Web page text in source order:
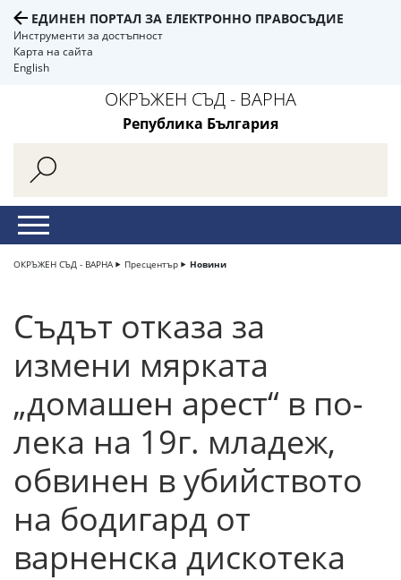
ЕДИНЕН ПОРТАЛ ЗА ЕЛЕКТРОННО ПРАВОСЪДИЕ
Инструменти за достъпност
Карта на сайта
English
ОКРЪЖЕН СЪД - ВАРНА
Република България
ОКРЪЖЕН СЪД - ВАРНА Пресцентър Новини
Съдът отказа за
измени мярката
„домашен арест“ в по-
лека на 19г. младеж,
обвинен в убийството
на бодигард от
варненска дискотека